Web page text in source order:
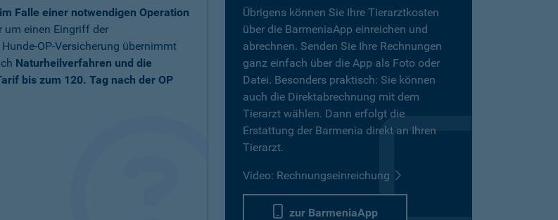
Falle einer notwendigen Operation
um einen Eingriff der
OP-Versicherung übernimmt
Naturheilverfahren und die
bis zum 120. Tag nach der OP
Übrigens können Sie Ihre Tierarztkosten
über die BarmeniaApp einreichen und
abrechnen. Senden Sie Ihre Rechnungen
ganz einfach über die App als Foto oder
Datei. Besonders praktisch: Sie können
auch die Direktabrechnung mit dem
Tierarzt wählen. Dann erfolgt die
Erstattung der Barmenia direkt an Ihren
Tierarzt.
Video: Rechnungseinreichung
zur BarmeniaApp